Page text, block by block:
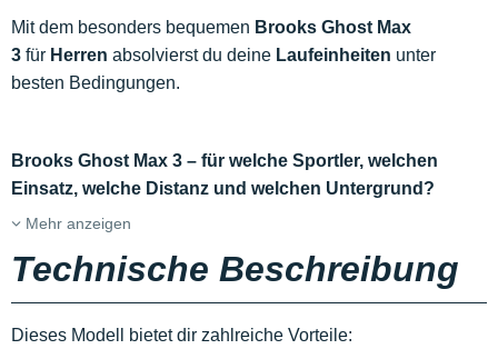
Mit dem besonders bequemen Brooks Ghost Max
3 für Herren absolvierst du deine Laufeinheiten unter
besten Bedingungen.
Brooks Ghost Max 3 – für welche Sportler, welchen
Einsatz, welche Distanz und welchen Untergrund?
Mehr anzeigen
Technische Beschreibung
Dieses Modell bietet dir zahlreiche Vorteile: